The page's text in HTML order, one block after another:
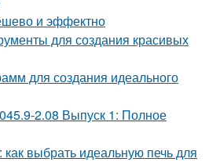
и эффектно
для создания красивых
для создания идеального
2.08 Выпуск 1: Полное
выбрать идеальную печь для